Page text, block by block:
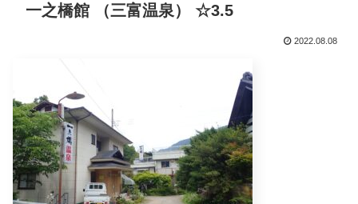
一之橋館 （三富温泉） ☆3.5
2022.08.08